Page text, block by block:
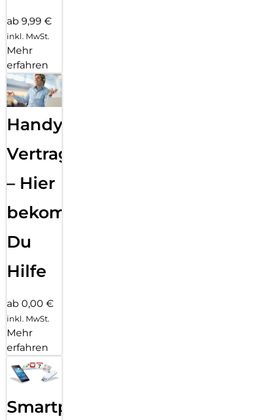
ab 9,99 €
inkl. MwSt.
Mehr
erfahren
Handy
Vertragsabwicklung
– Hier
bekommst
Du
Hilfe
ab 0,00 €
inkl. MwSt.
Mehr
erfahren
Smartphone